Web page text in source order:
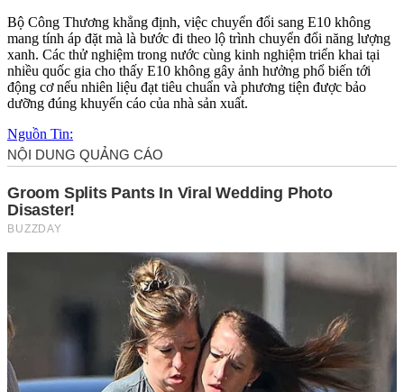
Bộ Công Thương khẳng định, việc chuyển đổi sang E10 không
mang tính áp đặt mà là bước đi theo lộ trình chuyển đổi năng lượng
xanh. Các thử nghiệm trong nước cùng kinh nghiệm triển khai tại
nhiều quốc gia cho thấy E10 không gây ảnh hưởng phổ biến tới
động cơ nếu nhiên liệu đạt tiêu chuẩn và phương tiện được bảo
dưỡng đúng khuyến cáo của nhà sản xuất.
Nguồn Tin: